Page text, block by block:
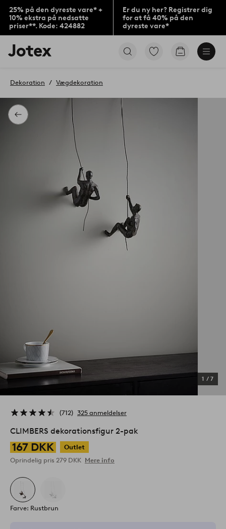
25% på den dyreste vare* +
10% ekstra på nedsatte
priser**. Kode: 424882
Er du ny her? Registrer dig
for at få 40% på den
dyreste vare*
Jotex
logo
til
Gå
Gå
Tilbage
Dekoration Vægdekoration
1 / 7
712 325 anmeldelser
CLIMBERS dekorationsfigur 2-pak
167 DKK
Outlet
Oprindelig pris 279 DKK Mere info
Farve: Rustbrun